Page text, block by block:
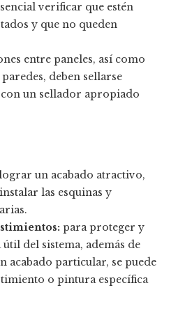
verificar que estén
y que no queden
entre paneles, así como
deben sellarse
con un sellador apropiado
un acabado atractivo,
las esquinas y
para proteger y
del sistema, además de
particular, se puede
o pintura específica